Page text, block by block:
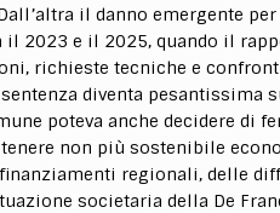
il danno emergente
2023 e il 2025, quando il
richieste tecniche e
diventa pesantissima
poteva anche decidere di
non più sostenibile
regionali, delle
societaria della De